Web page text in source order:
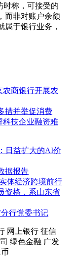
时称，可接受的
而非对账户余额
于银行业务，
农商银行开展农
措并举促消费
科技企业融资难
日益扩大的AI价
据报告
体经济跨境前行
资格，系山东省
行党委书记
网上银行 征信
绿色金融 广发